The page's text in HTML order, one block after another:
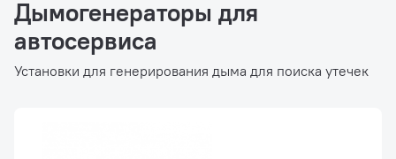
Дымогенераторы для
автосервиса
Установки для генерирования дыма для поиска утечек